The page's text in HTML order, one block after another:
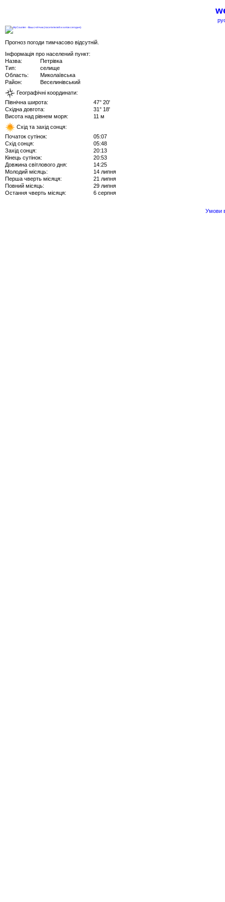
Прогноз погоди тимчасово відсутній.
Інформація про населений пункт:
Назва:
Петрівка
Тип:
селище
Область:
Миколаївська
Район:
Веселинівський
Географічні координати:
Північна широта:
47° 20'
Східна довгота:
31° 18'
Висота над рівнем моря:
11 м
Схід та захід сонця:
Початок сутінок:
05:07
Схід сонця:
05:48
Захід сонця:
20:13
Кінець сутінок:
20:53
Довжина світлового дня:
14:25
Молодий місяць:
14 липня
Перша чверть місяця:
21 липня
Повний місяць:
29 липня
Остання чверть місяця:
6 серпня
Умови